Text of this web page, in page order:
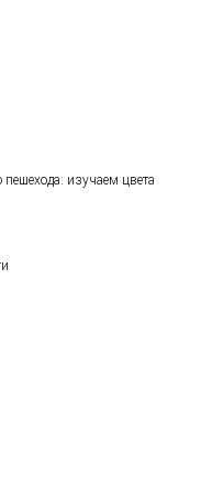
изучаем цвета